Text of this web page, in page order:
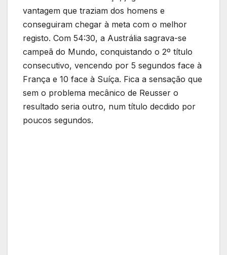
vantagem que traziam dos homens e
conseguiram chegar à meta com o melhor
registo. Com 54:30, a Austrália sagrava-se
campeã do Mundo, conquistando o 2º título
consecutivo, vencendo por 5 segundos face à
França e 10 face à Suíça. Fica a sensação que
sem o problema mecânico de Reusser o
resultado seria outro, num título decdido por
poucos segundos.